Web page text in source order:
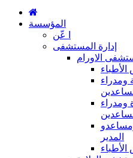
المؤسسة
ا عّن
إدارة المستشفى
الاورام
ومدراء
ومدراء
المدير